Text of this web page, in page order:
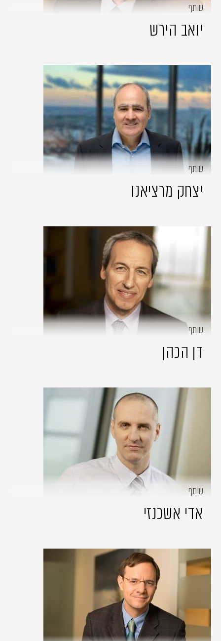
שותף
יואב הירש
שותף
יצחק מרציאנו
שותף
דן הכהן
שותף
אדי אשכנזי